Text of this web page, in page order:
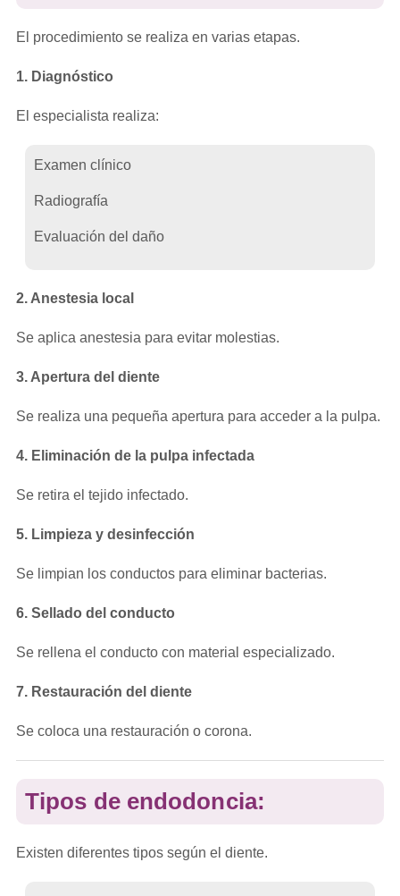
El procedimiento se realiza en varias etapas.
1. Diagnóstico
El especialista realiza:
Examen clínico
Radiografía
Evaluación del daño
2. Anestesia local
Se aplica anestesia para evitar molestias.
3. Apertura del diente
Se realiza una pequeña apertura para acceder a la pulpa.
4. Eliminación de la pulpa infectada
Se retira el tejido infectado.
5. Limpieza y desinfección
Se limpian los conductos para eliminar bacterias.
6. Sellado del conducto
Se rellena el conducto con material especializado.
7. Restauración del diente
Se coloca una restauración o corona.
Tipos de endodoncia:
Existen diferentes tipos según el diente.